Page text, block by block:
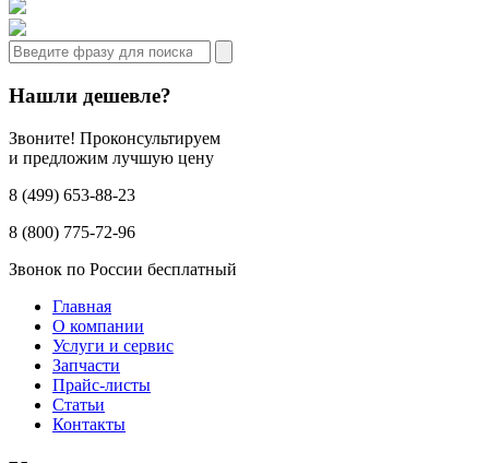
Нашли дешевле?
Звоните! Проконсультируем
и предложим лучшую цену
8 (499) 653-88-23
8 (800) 775-72-96
Звонок по России бесплатный
Главная
О компании
Услуги и сервис
Запчасти
Прайс-листы
Статьи
Контакты